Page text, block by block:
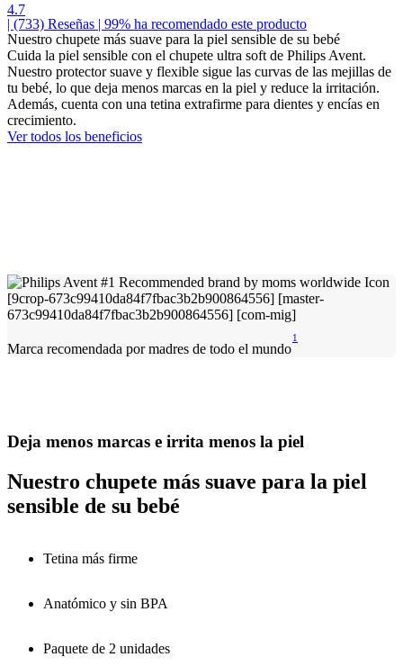
4.7
| (733) Reseñas | 99% ha recomendado este producto
Nuestro chupete más suave para la piel sensible de su bebé
Cuida la piel sensible con el chupete ultra soft de Philips Avent.
Nuestro protector suave y flexible sigue las curvas de las mejillas de
tu bebé, lo que deja menos marcas en la piel y reduce la irritación.
Además, cuenta con una tetina extrafirme para dientes y encías en
crecimiento.
Ver todos los beneficios
Marca recomendada por madres de todo el mundo
1
Deja menos marcas e irrita menos la piel
Nuestro chupete más suave para la piel
sensible de su bebé
Tetina más firme
Anatómico y sin BPA
Paquete de 2 unidades